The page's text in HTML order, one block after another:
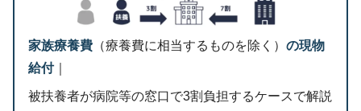
家族療養費 （療養費に相当するものを除く）の現物
給付｜
被扶養者が病院等の窓口で3割負担するケースで解説